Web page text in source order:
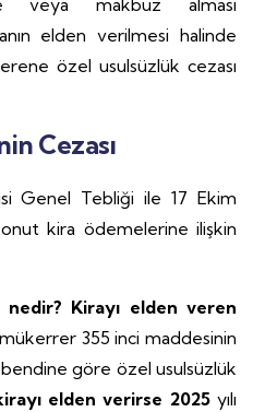
veya makbuz alması
elden verilmesi halinde
özel usulsüzlük cezası
Cezası
Genel Tebliği ile 17 Ekim
kira ödemelerine ilişkin
nedir? Kirayı elden veren
mükerrer 355 inci maddesinin
bendine göre özel usulsüzlük
elden verirse 2025yılı